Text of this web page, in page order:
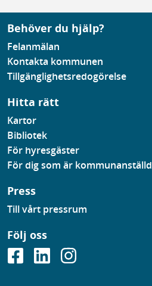
Behöver du hjälp?
Felanmälan
Kontakta kommunen
Tillgänglighetsredogörelse
Hitta rätt
Kartor
Bibliotek
För hyresgäster
För dig som är kommunanställd
Press
Till vårt pressrum
Följ oss